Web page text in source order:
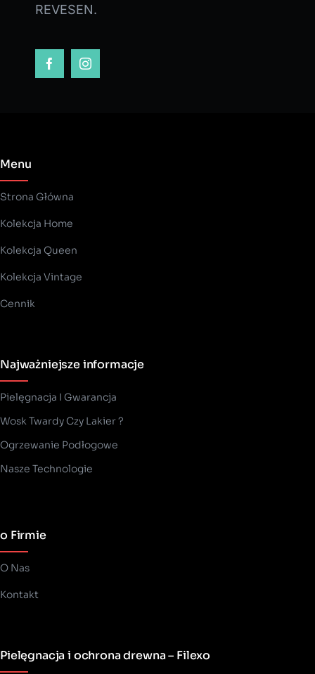
REVESEN.
Menu
Strona Główna
Kolekcja Home
Kolekcja Queen
Kolekcja Vintage
Cennik
Najważniejsze informacje
Pielęgnacja I Gwarancja
Wosk Twardy Czy Lakier ?
­Ogrzewanie Podłogowe
Nasze Technologie
o Firmie
O Nas
Kontakt
Pielęgnacja i ochrona drewna – Filexo